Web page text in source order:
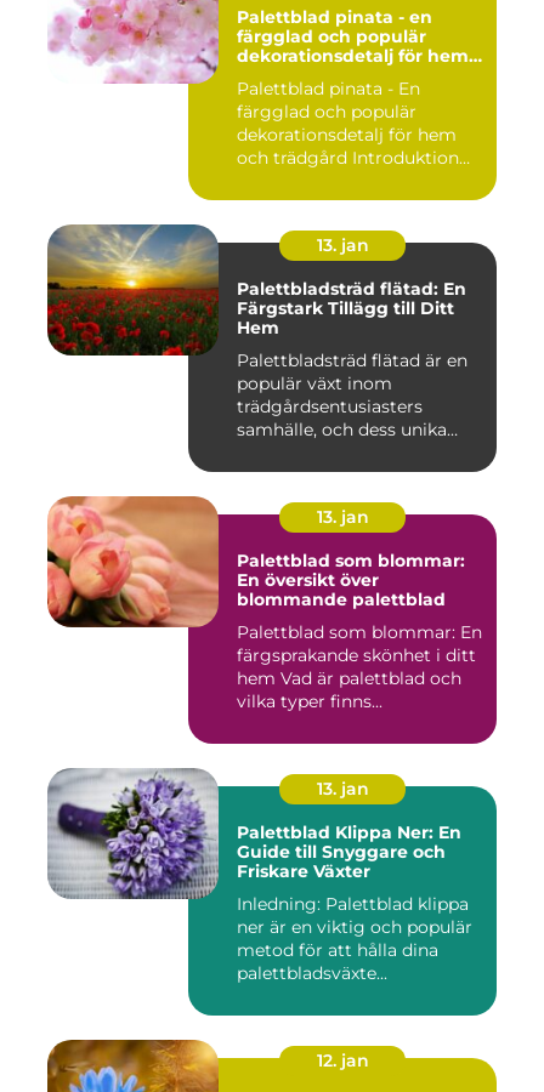
Palettblad pinata - en
färgglad och populär
dekorationsdetalj för hem
Palettblad pinata - En
färgglad och populär
dekorationsdetalj för hem
och trädgård Introduktion
13. jan
Palettbladsträd flätad: En
Färgstark Tillägg till Ditt
Hem
Palettbladsträd flätad är en
populär växt inom
trädgårdsentusiasters
samhälle, och dess unika
13. jan
Palettblad som blommar:
En översikt över
blommande palettblad
Palettblad som blommar: En
färgsprakande skönhet i ditt
hem Vad är palettblad och
vilka typer finns...
13. jan
Palettblad Klippa Ner: En
Guide till Snyggare och
Friskare Växter
Inledning: Palettblad klippa
ner är en viktig och populär
metod för att hålla dina
palettbladsväxte...
12. jan